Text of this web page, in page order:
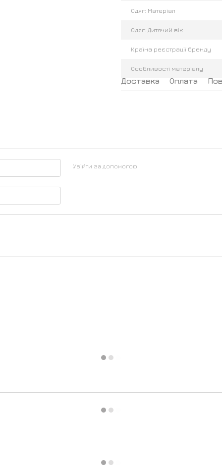
Одяг: Матеріал
Одяг: Дитячий вік
Країна реєстрації бренду
Особливості матеріалу
Доставка Оплата
Увійти за допомогою